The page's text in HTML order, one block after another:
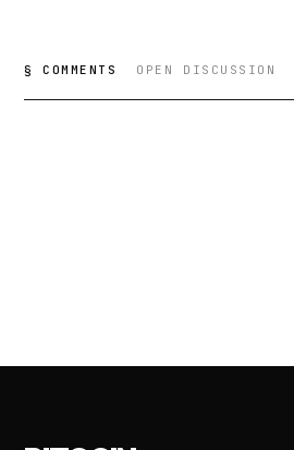
§ COMMENTS OPEN DISCUSSION